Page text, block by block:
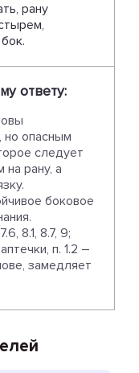
рану
ответу:
но опасным
следует
рану, а
боковое
8.1, 8.7, 9;
п. 1.2 –
замедляет